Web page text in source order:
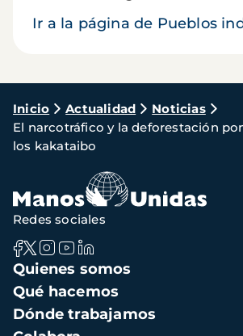
Ir a la página de Pueblos
Ruta
de
navegación
Inicio Actualidad
Noticias
El narcotráfico y la deforestación
los kakataibo
Navegación
principal
Quienes somos
Qué hacemos
Dónde trabajamos
Redes sociales